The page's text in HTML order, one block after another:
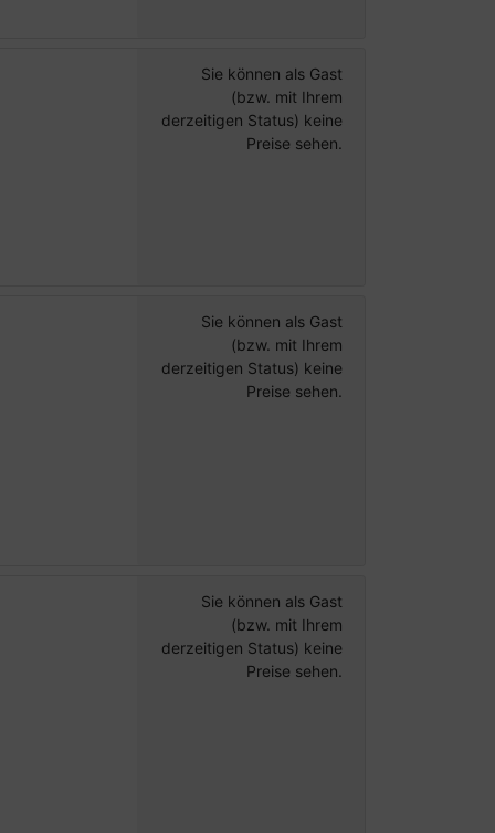
Sie können als Gast
(bzw. mit Ihrem
derzeitigen Status) keine
Preise sehen.
Sie können als Gast
(bzw. mit Ihrem
derzeitigen Status) keine
Preise sehen.
Sie können als Gast
(bzw. mit Ihrem
derzeitigen Status) keine
Preise sehen.